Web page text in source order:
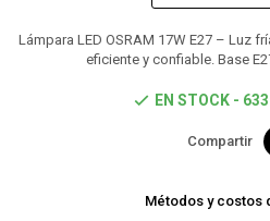
Lámpara LED OSRAM 17W E27 – Luz
eficiente y confiable. Base
EN STOCK -
Métodos y costos